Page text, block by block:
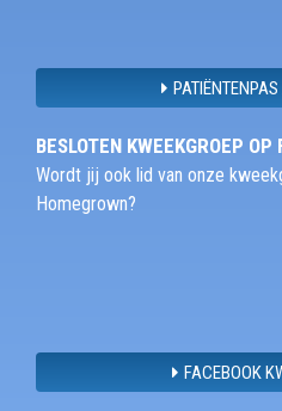
BESLOTEN KWEEKGROEP OP
Wordt jij ook lid van onze
Homegrown?
FACEBOOK